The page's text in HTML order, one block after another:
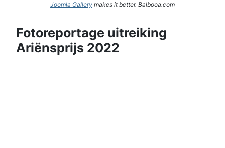
Joomla Gallery makes it better. Balbooa.com
Fotoreportage uitreiking
Ariënsprijs 2022